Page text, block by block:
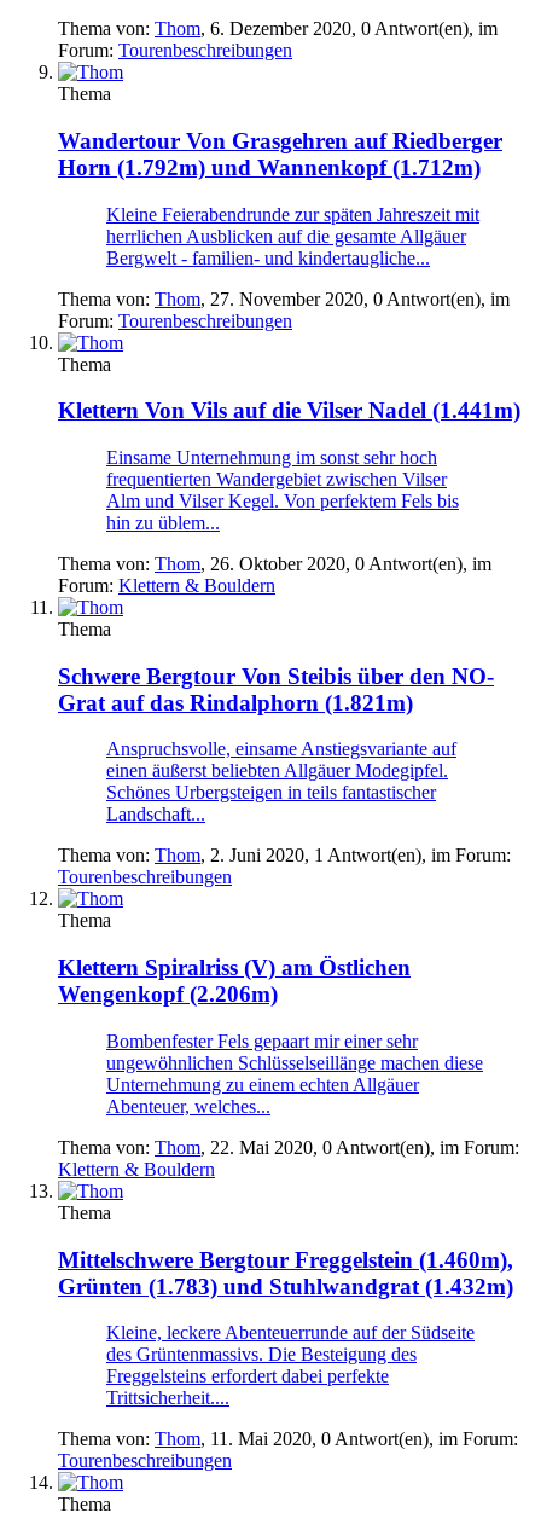
Thema von: Thom, 6. Dezember 2020, 0 Antwort(en), im
Forum: Tourenbeschreibungen
Thema
Wandertour Von Grasgehren auf Riedberger
Horn (1.792m) und Wannenkopf (1.712m)
Kleine Feierabendrunde zur späten Jahreszeit mit
herrlichen Ausblicken auf die gesamte Allgäuer
Bergwelt - familien- und kindertaugliche...
Thema von: Thom, 27. November 2020, 0 Antwort(en), im
Forum: Tourenbeschreibungen
Thema
Klettern Von Vils auf die Vilser Nadel (1.441m)
Einsame Unternehmung im sonst sehr hoch
frequentierten Wandergebiet zwischen Vilser
Alm und Vilser Kegel. Von perfektem Fels bis
hin zu üblem...
Thema von: Thom, 26. Oktober 2020, 0 Antwort(en), im
Forum: Klettern & Bouldern
Thema
Schwere Bergtour Von Steibis über den NO-
Grat auf das Rindalphorn (1.821m)
Anspruchsvolle, einsame Anstiegsvariante auf
einen äußerst beliebten Allgäuer Modegipfel.
Schönes Urbergsteigen in teils fantastischer
Landschaft...
Thema von: Thom, 2. Juni 2020, 1 Antwort(en), im Forum:
Tourenbeschreibungen
Thema
Klettern Spiralriss (V) am Östlichen
Wengenkopf (2.206m)
Bombenfester Fels gepaart mir einer sehr
ungewöhnlichen Schlüsselseillänge machen diese
Unternehmung zu einem echten Allgäuer
Abenteuer, welches...
Thema von: Thom, 22. Mai 2020, 0 Antwort(en), im Forum:
Klettern & Bouldern
Thema
Mittelschwere Bergtour Freggelstein (1.460m),
Grünten (1.783) und Stuhlwandgrat (1.432m)
Kleine, leckere Abenteuerrunde auf der Südseite
des Grüntenmassivs. Die Besteigung des
Freggelsteins erfordert dabei perfekte
Trittsicherheit....
Thema von: Thom, 11. Mai 2020, 0 Antwort(en), im Forum:
Tourenbeschreibungen
Thema